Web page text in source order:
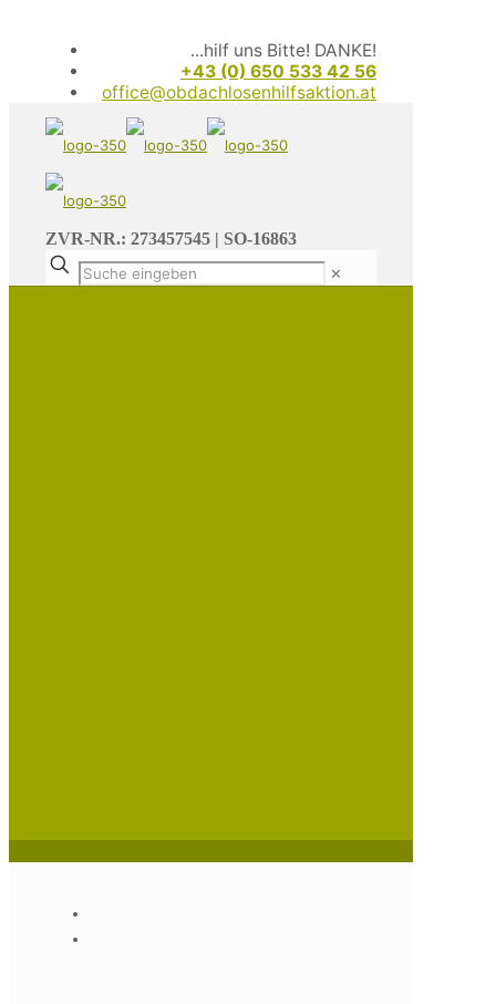
...hilf uns Bitte! DANKE!
+43 (0) 650 533 42 56
office@obdachlosenhilfsaktion.at
ZVR-NR.: 273457545 | SO-16863
✕